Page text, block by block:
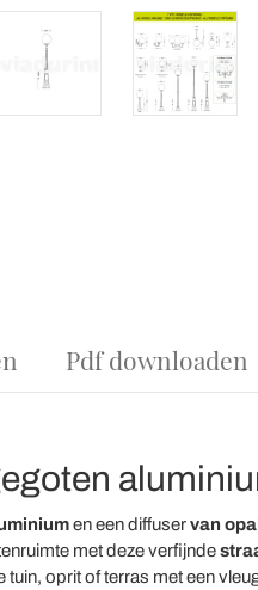
Pdf downloaden
en een diffuservan
met deze verfijnde
oprit of terras met een